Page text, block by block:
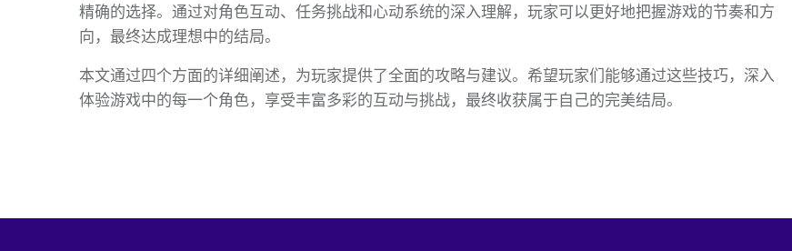
精确的选择。通过对角色互动、任务挑战和心动系统的深入理解，玩家可以更好地把握游戏的节奏和方
向，最终达成理想中的结局。
本文通过四个方面的详细阐述，为玩家提供了全面的攻略与建议。希望玩家们能够通过这些技巧，深入
体验游戏中的每一个角色，享受丰富多彩的互动与挑战，最终收获属于自己的完美结局。